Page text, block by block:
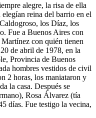
alegre, la risa de ella
reina del barrio en el
los Díaz, los
Fue a Buenos Aires con
con quién tienen
de abril de 1978, en la
Provincia de Buenos
hombres vestidos de civil
2 horas, los maniataron y
la casa. Después se
Rosa Álvarez (tía
días. Fue testigo la vecina,